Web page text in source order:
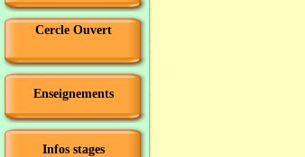
Cercle Ouvert
Enseignements
Infos stages